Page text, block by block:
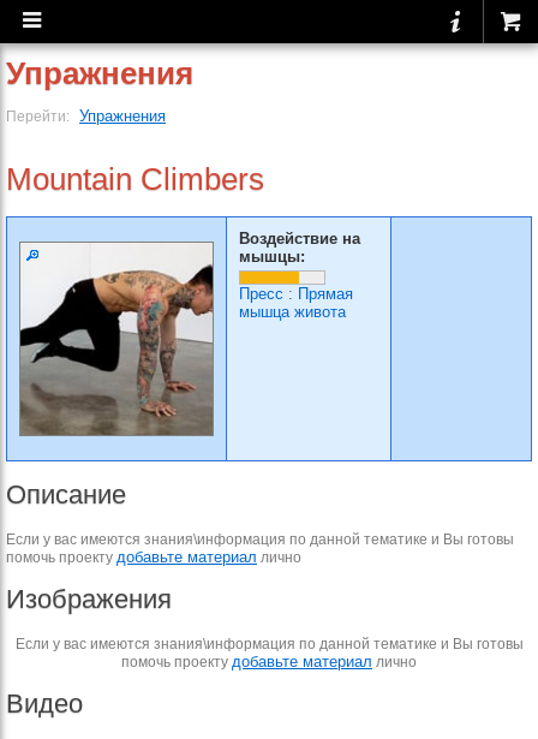
Упражнения
Перейти: Упражнения
Mountain Climbers
Воздействие на
мышцы:
Пресс : Прямая
мышца живота
Описание
Если у вас имеются знания\информация по данной тематике и Вы готовы
помочь проекту добавьте материал лично
Изображения
Если у вас имеются знания\информация по данной тематике и Вы готовы
помочь проекту добавьте материал лично
Видео